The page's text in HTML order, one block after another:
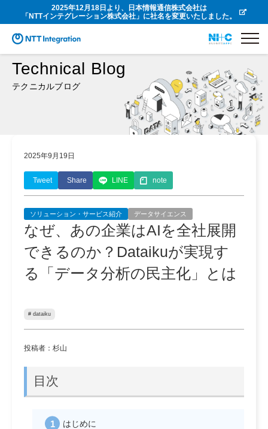
2025年12月18日より、日本情報通信株式会社は
「NTTインテグレーション株式会社」に社名を変更いたしました。
Technical Blog
テクニカルブログ
2025年9月19日
Tweet Share LINE note
ソリューション・サービス紹介 データサイエンス
なぜ、あの企業はAIを全社展開
できるのか？Dataikuが実現す
る「データ分析の民主化」とは
# dataiku
投稿者：杉山
目次
はじめに